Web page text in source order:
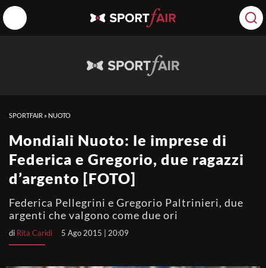
SPORTFAIR » NUOTO
Mondiali Nuoto: le imprese di
Federica e Gregorio, due ragazzi
d’argento [FOTO]
Federica Pellegrini e Gregorio Paltrinieri, due
argenti che valgono come due ori
di Rita Caridi 5 Ago 2015 | 20:09